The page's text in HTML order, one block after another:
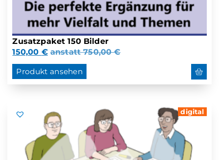
Zusatzpaket 150 Bilder
150,00 € anstatt750,00€
Produkt ansehen
digital